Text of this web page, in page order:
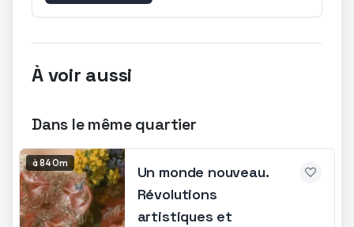
À voir aussi
Dans le même quartier
à 840m
Un monde nouveau.
Révolutions
artistiques et